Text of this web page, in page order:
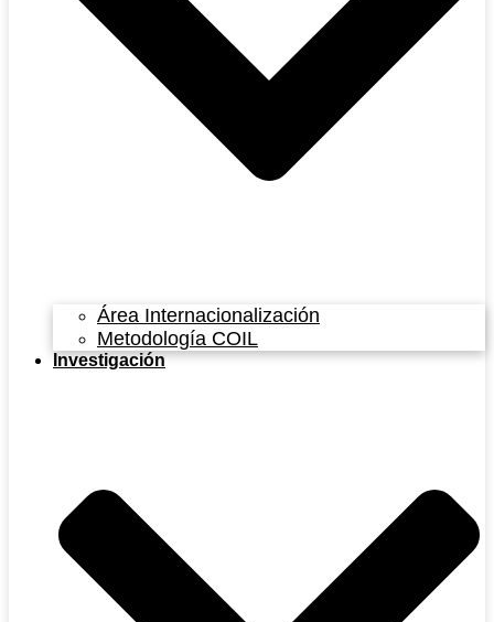
Área Internacionalización
Metodología COIL
Investigación